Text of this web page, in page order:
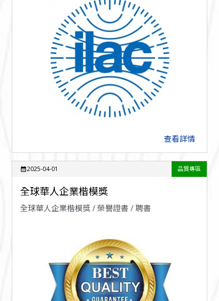
查看詳情
calendar_month2025-04-01 品質專區
全球華人企業楷模獎
全球華人企業楷模獎 / 榮譽證書 / 聘書